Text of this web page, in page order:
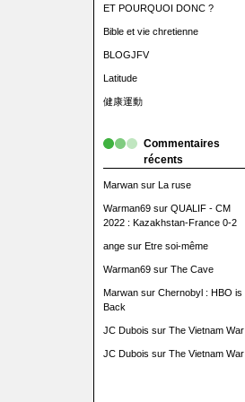
ET POURQUOI DONC ?
Bible et vie chretienne
BLOGJFV
Latitude
健康運動
Commentaires
récents
Marwansur La ruse
Warman69sur QUALIF - CM
2022 : Kazakhstan-France 0-2
angesur Etre soi-même
Warman69sur The Cave
Marwansur Chernobyl : HBO is
Back
JC Dubois sur The Vietnam War
JC Dubois sur The Vietnam War